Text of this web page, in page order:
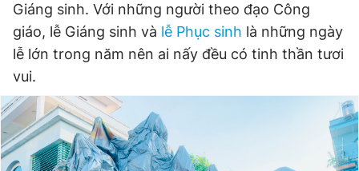
Giáng sinh. Với những người theo đạo Công
giáo, lễ Giáng sinh và lễ Phục sinh là những ngày
lễ lớn trong năm nên ai nấy đều có tinh thần tươi
vui.